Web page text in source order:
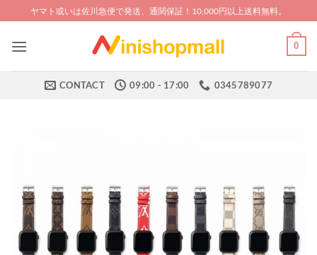
to
content
ヤマト或いは佐川急便で発送、通関保証！10,000円以上送料無料。
0
CONTACT 09:00 - 17:00 0345789077